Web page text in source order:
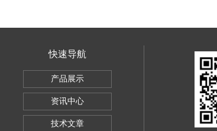
快速导航
产品展示
资讯中心
技术文章